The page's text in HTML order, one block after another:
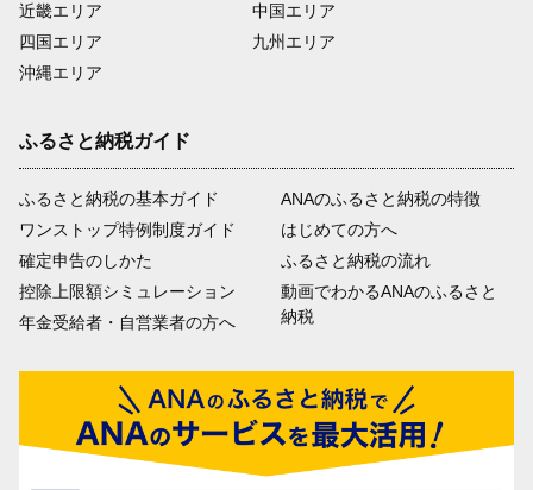
近畿エリア
四国エリア
沖縄エリア
中国エリア
九州エリア
ふるさと納税ガイド
ふるさと納税の基本ガイド
ワンストップ特例制度ガイド
確定申告のしかた
控除上限額シミュレーション
年金受給者・自営業者の方へ
ANAのふるさと納税の特徴
はじめての方へ
ふるさと納税の流れ
動画でわかるANAのふるさと
納税